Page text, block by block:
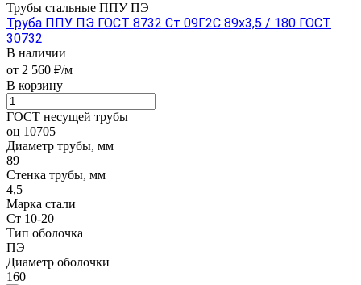
Трубы стальные ППУ ПЭ
Труба ППУ ПЭ ГОСТ 8732 Ст 09Г2С 89x3,5 / 180 ГОСТ
30732
В наличии
от 2 560 ₽/м
В корзину
ГОСТ несущей трубы
оц 10705
Диаметр трубы, мм
89
Стенка трубы, мм
4,5
Марка стали
Ст 10-20
Тип оболочка
ПЭ
Диаметр оболочки
160